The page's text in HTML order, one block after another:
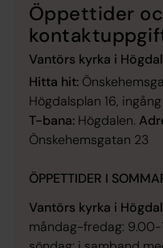
Öppettider
Vantörs kyrka i
Hitta hit:
Högdalsplan 16,
T-bana: Högdalen.
Önskehemsgatan 23
ÖPPETTIDER I
Vantörs kyrka i
måndag-fredag: 9.00-